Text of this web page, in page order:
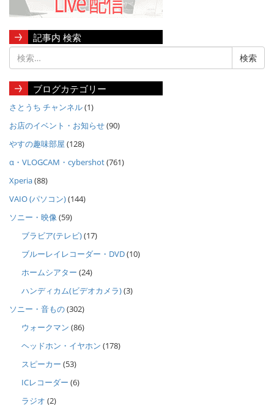
記事内 検索
ブログカテゴリー
さとうち チャンネル(1)
お店のイベント・お知らせ(90)
やすの趣味部屋 (128)
α・VLOGCAM・cybershot(761)
Xperia(88)
VAIO (パソコン)(144)
ソニー・映像 (59)
ブラビア(テレビ)(17)
ブルーレイレコーダー・DVD(10)
ホームシアター (24)
ハンディカム(ビデオカメラ)(3)
ソニー・音もの(302)
ウォークマン (86)
ヘッドホン・イヤホン (178)
スピーカー (53)
ICレコーダー (6)
ラジオ (2)